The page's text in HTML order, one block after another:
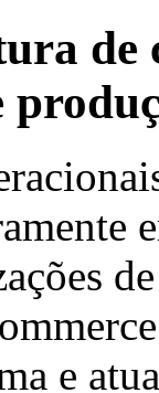
de
e